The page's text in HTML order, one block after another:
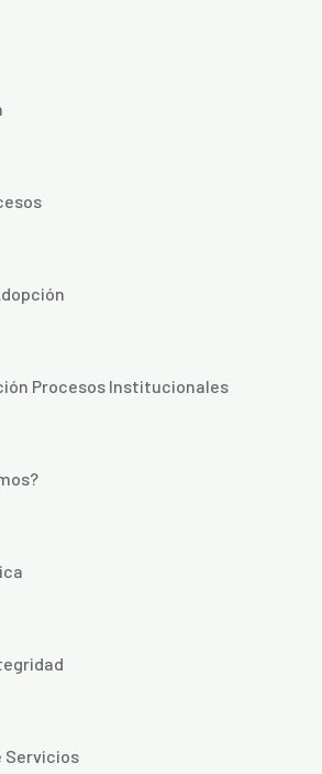
Procesos Institucionales
Servicios